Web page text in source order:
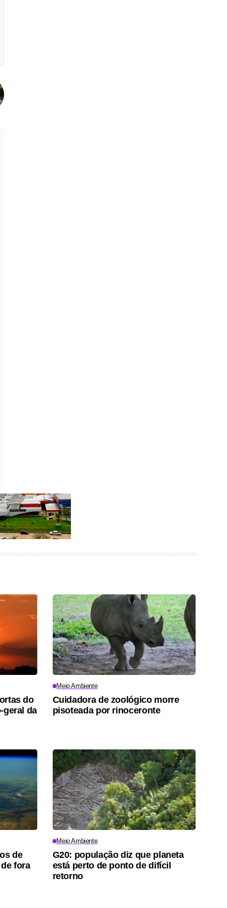
do
geral da
Meio Ambiente
Cuidadora de zoológico morre
pisoteada por rinoceronte
de
fora
Meio Ambiente
G20: população diz que planeta
está perto de ponto de difícil
retorno